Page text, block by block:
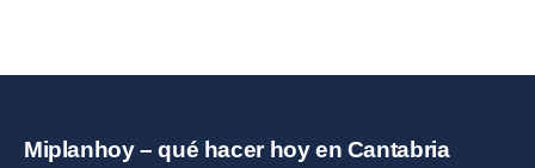
Miplanhoy – qué hacer hoy en Cantabria